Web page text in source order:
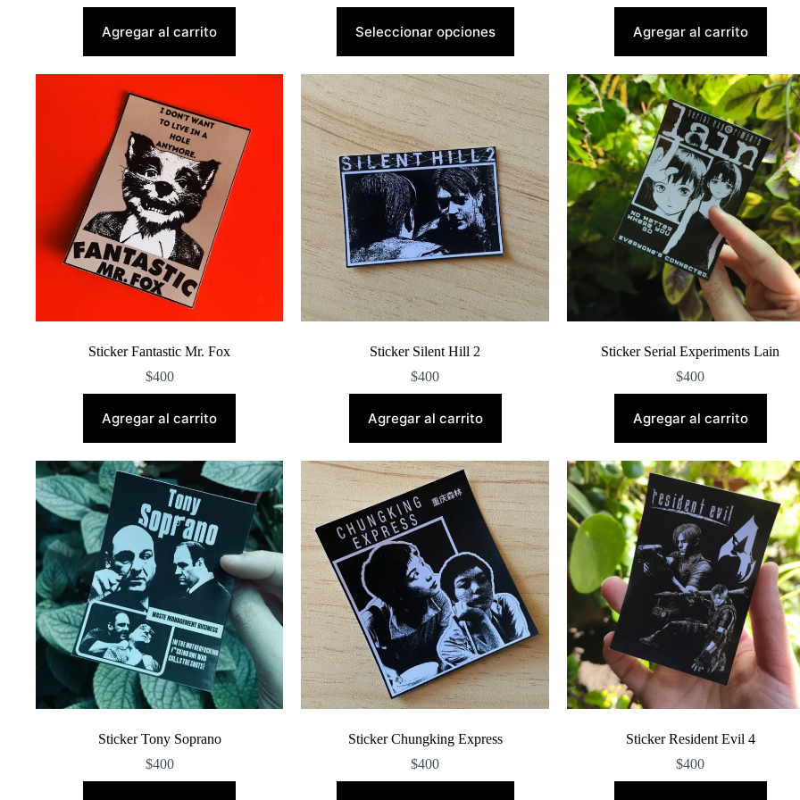
Agregar al carrito Seleccionar opciones
producto
variantes.
Las
opciones
se
pueden
elegir
en
página
de
producto
Agregar al carrito
Sticker Fantastic Mr. Fox
$400
Agregar al carrito
Sticker Silent Hill 2
$400
Agregar al carrito
Sticker Serial Experiments Lain
$400
Agregar al carrito
Sticker Tony Soprano
$400
Sticker Chungking Express
$400
Sticker Resident Evil 4
$400